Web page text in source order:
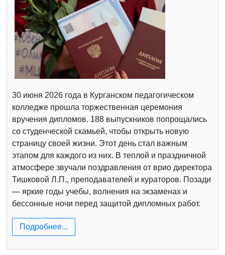
30 июня 2026 года в Курганском педагогическом
колледже прошла торжественная церемония
вручения дипломов. 188 выпускников попрощались
со студенческой скамьей, чтобы открыть новую
страницу своей жизни. Этот день стал важным
этапом для каждого из них. В теплой и праздничной
атмосфере звучали поздравления от врио директора
Тишковой Л.П., преподавателей и кураторов. Позади
— яркие годы учебы, волнения на экзаменах и
бессонные ночи перед защитой дипломных работ.
Подробнее...